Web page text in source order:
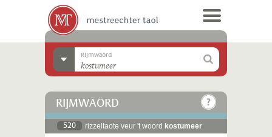
Rijmwäörd
RIJMWÄÖRD
520 rizzeltaote veur 't woord kostumeer